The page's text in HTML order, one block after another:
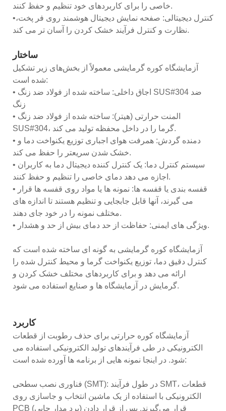
خاصی را برای کاربردهای خود تنظیم و حفظ کنند.
•کنترل دیجیتالی: صفحه نمایش دیجیتال هوشمند روی فر پخت،
نظارت و کنترل فرآیند خشک کردن را آسان تر می کند.
ساختار
آزمایشگاه کوره گرمایشی معمولاً از بخش‌های زیر تشکیل
شده است:
• اجاق داخلی: ساخته شده از فولاد ضد زنگ SUS#304 ضد
زنگ
• المنت حرارتی (هیتر): ساخته شده از فولاد ضد زنگ
SUS#304، گرما را در داخل محفظه تولید می کند.
• دمنده گردش: همرفت هوای اجباری توزیع یکنواخت دما و
خشک شدن سریعتر را حفظ می کند.
• سیستم کنترل دما: یک کنترل کننده دیجیتال دما به کاربران
اجازه می دهد دمای خاصی را تنظیم و حفظ کنند.
• قفسه بندی یا قفسه ها: نمونه ها یا مواد روی قفسه ها قرار
می گیرند، آنها قابل جابجایی و تنظیم هستند تا اندازه های
مختلف نمونه را در خود جای دهند.
• ویژگی های ایمنی: حفاظت از حد دمای بیش از حد و هشدار.
آزمایشگاه کوره گرمایشی به گونه ای ساخته شده است که
کنترل دقیق دما، توزیع یکنواخت گرما و محیط کنترل شده را
ارائه می دهد و برای کاربردهای مختلف خشک کردن و
گرمایش در آزمایشگاه ها و صنایع استفاده می شود.
کاربرد
آزمایشگاه کوره حرارتی برای حذف رطوبت از قطعات
الکترونیکی در طی فرآیندهای تولید الکترونیکی استفاده می
شود. در اینجا نمونه هایی از برنامه ها آورده شده است:
فناوری نصب سطحی (SMT): در طول فرآیند SMT، قطعات
الکترونیکی با استفاده از یک ماشین انتخاب و جاسازی روی
PCB (برد مدار چاپی) قرار می‌گیرند. پس از قرار دادن